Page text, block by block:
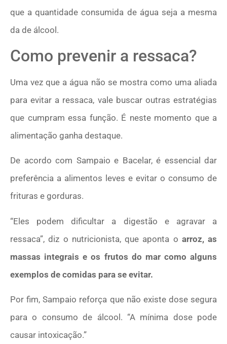
que a quantidade consumida de água seja a mesma
da de álcool.
Como prevenir a ressaca?
Uma vez que a água não se mostra como uma aliada
para evitar a ressaca, vale buscar outras estratégias
que cumpram essa função. É neste momento que a
alimentação ganha destaque.
De acordo com Sampaio e Bacelar, é essencial dar
preferência a alimentos leves e evitar o consumo de
frituras e gorduras.
“Eles podem dificultar a digestão e agravar a
ressaca”, diz o nutricionista, que aponta o arroz, as
massas integrais e os frutos do mar como alguns
exemplos de comidas para se evitar.
Por fim, Sampaio reforça que não existe dose segura
para o consumo de álcool. “A mínima dose pode
causar intoxicação.”